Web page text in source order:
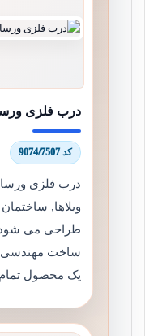
درب فلزی
کد 9074/7507
درب فلزی
ویلاها,
طراحی می شود
ساخت مهندسی
یک محصول